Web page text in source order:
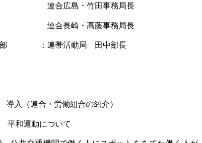
竹田事務局長
髙藤事務局長
帯活動局 田中部長
連合・労働組合の紹介）
運動について